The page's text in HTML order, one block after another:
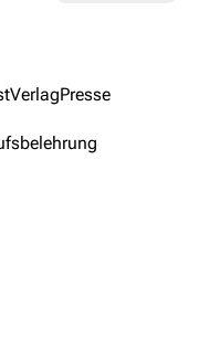
VerlagPresse